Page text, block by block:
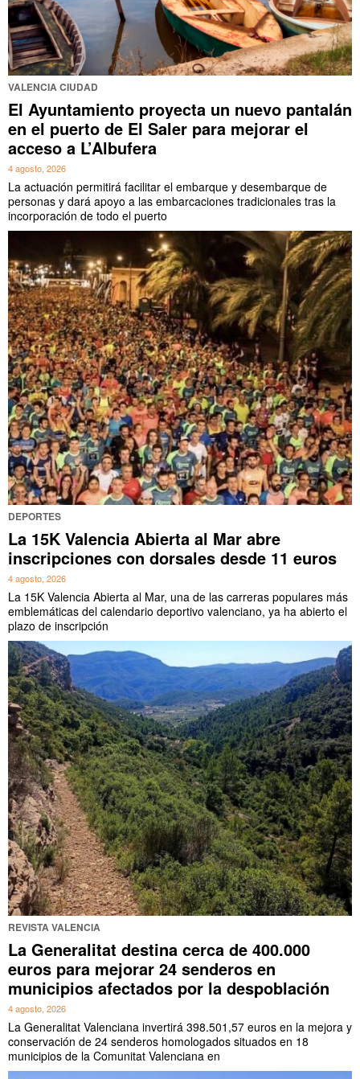
VALENCIA CIUDAD
El Ayuntamiento proyecta un nuevo pantalán
en el puerto de El Saler para mejorar el
acceso a L’Albufera
4 agosto, 2026
La actuación permitirá facilitar el embarque y desembarque de
personas y dará apoyo a las embarcaciones tradicionales tras la
incorporación de todo el puerto
DEPORTES
La 15K Valencia Abierta al Mar abre
inscripciones con dorsales desde 11 euros
4 agosto, 2026
La 15K Valencia Abierta al Mar, una de las carreras populares más
emblemáticas del calendario deportivo valenciano, ya ha abierto el
plazo de inscripción
REVISTA VALENCIA
La Generalitat destina cerca de 400.000
euros para mejorar 24 senderos en
municipios afectados por la despoblación
4 agosto, 2026
La Generalitat Valenciana invertirá 398.501,57 euros en la mejora y
conservación de 24 senderos homologados situados en 18
municipios de la Comunitat Valenciana en